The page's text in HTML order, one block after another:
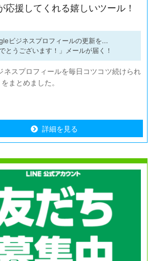
応援してくれる嬉しいツール！
ビジネスプロフィールの更新を...
とうございます！」メールが届く！
ネスプロフィールを毎日コツコツ続けられ
まとめました。
詳細を見る